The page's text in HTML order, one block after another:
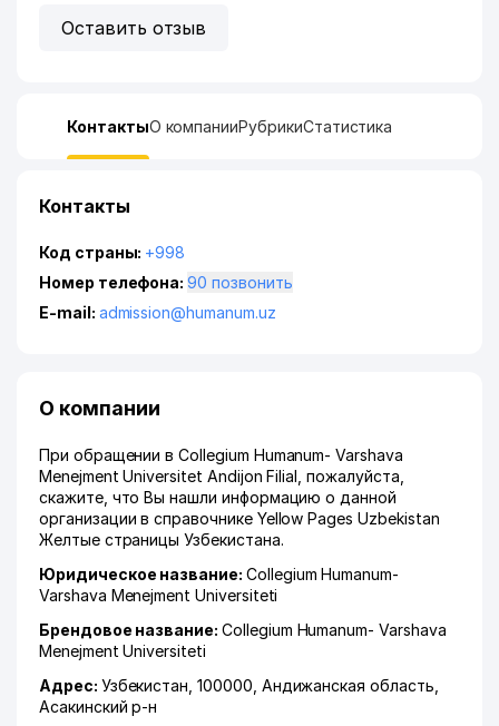
Оставить отзыв
КонтактыО компанииРубрикиСтатистика
Контакты
Код страны: +998
Номер телефона:
90 позвонить
E-mail: admission@humanum.uz
О компании
При обращении в Collegium Humanum- Varshava
Menejment Universitet Andijon Filial, пожалуйста,
скажите, что Вы нашли информацию о данной
организации в справочнике Yellow Pages Uzbekistan
Желтые страницы Узбекистана.
Юридическое название: Collegium Humanum-
Varshava Menejment Universiteti
Брендовое название: Collegium Humanum- Varshava
Menejment Universiteti
Адрес: Узбекистан, 100000, Андижанская область
Асакинский р-н